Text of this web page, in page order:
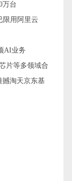
万台
限用阿里云
AI业务
片等多领域合
撼淘天京东基